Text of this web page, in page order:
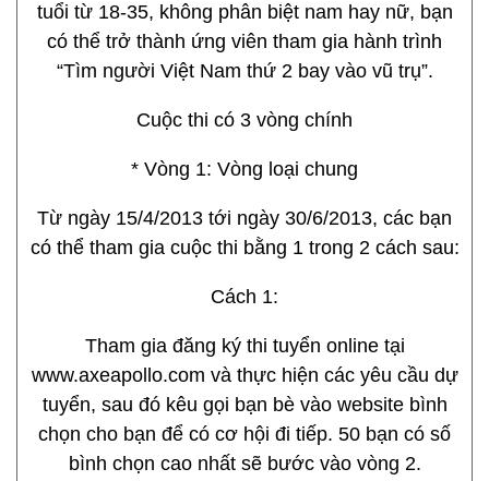
tuổi từ 18-35, không phân biệt nam hay nữ, bạn
có thể trở thành ứng viên tham gia hành trình
“Tìm người Việt Nam thứ 2 bay vào vũ trụ”.
Cuộc thi có 3 vòng chính
* Vòng 1: Vòng loại chung
Từ ngày 15/4/2013 tới ngày 30/6/2013, các bạn
có thể tham gia cuộc thi bằng 1 trong 2 cách sau:
Cách 1:
Tham gia đăng ký thi tuyển online tại
www.axeapollo.com và thực hiện các yêu cầu dự
tuyển, sau đó kêu gọi bạn bè vào website bình
chọn cho bạn để có cơ hội đi tiếp. 50 bạn có số
bình chọn cao nhất sẽ bước vào vòng 2.